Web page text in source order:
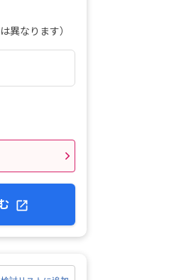
なります）